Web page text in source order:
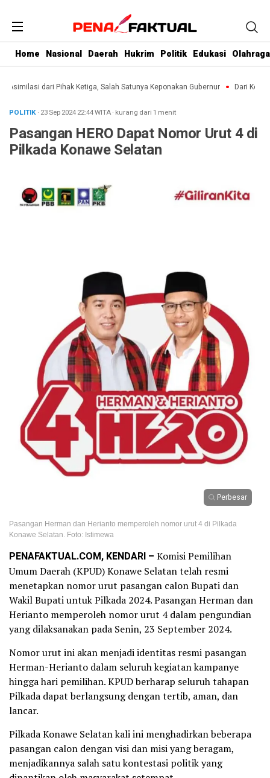
Home Nasional Daerah Hukrim Politik Edukasi Olahraga
dari Pihak Ketiga, Salah Satunya Keponakan Gubernur Dari Kebun ke
POLITIK· 23 Sep 202422:44WITA· kurang dari 1 menit
Pasangan HERO Dapat Nomor Urut 4 di
Pilkada Konawe Selatan
Perbesar
Pasangan Herman dan Herianto memperoleh nomor urut 4 di Pilkada
Konawe Selatan. Foto: Istimewa
PENAFAKTUAL.COM, KENDARI – Komisi Pemilihan
Umum Daerah (KPUD) Konawe Selatan telah resmi
menetapkan nomor urut pasangan calon Bupati dan
Wakil Bupati untuk Pilkada 2024. Pasangan Herman dan
Herianto memperoleh nomor urut 4 dalam pengundian
yang dilaksanakan pada Senin, 23 September 2024.
Nomor urut ini akan menjadi identitas resmi pasangan
Herman-Herianto dalam seluruh kegiatan kampanye
hingga hari pemilihan. KPUD berharap seluruh tahapan
Pilkada dapat berlangsung dengan tertib, aman, dan
lancar.
Pilkada Konawe Selatan kali ini menghadirkan beberapa
pasangan calon dengan visi dan misi yang beragam,
menjadikannya salah satu kontestasi politik yang